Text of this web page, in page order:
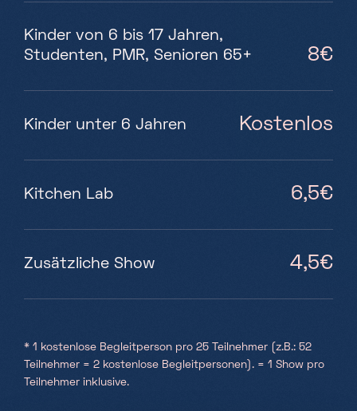
Kinder von 6 bis 17 Jahren,
Studenten, PMR, Senioren 65+
8€
Kinder unter 6 Jahren Kostenlos
Kitchen Lab 6,5€
Zusätzliche Show 4,5€
* 1 kostenlose Begleitperson pro 25 Teilnehmer (z.B.: 52
Teilnehmer = 2 kostenlose Begleitpersonen). = 1 Show pro
Teilnehmer inklusive.